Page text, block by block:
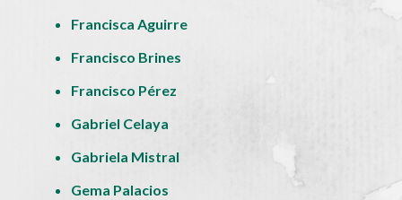
Francisca Aguirre
Francisco Brines
Francisco Pérez
Gabriel Celaya
Gabriela Mistral
Gema Palacios